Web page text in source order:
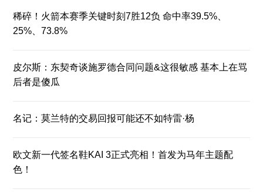
稀碎！火箭本赛季关键时刻7胜12负 命中率39.5%、
25%、73.8%
皮尔斯：东契奇谈施罗德合同问题&这很敏感 基本上在骂
后者是傻瓜
名记：莫兰特的交易回报可能还不如特雷·杨
欧文新一代签名鞋KAI 3正式亮相！首发为马年主题配
色！